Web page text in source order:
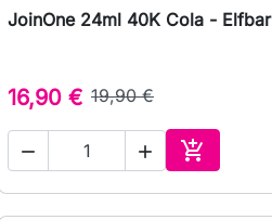
 Γρήγορη προβολή
JoinOne 24ml 40K Cola - Elfbar
16,90 € 19,90 €
  
Αγορά